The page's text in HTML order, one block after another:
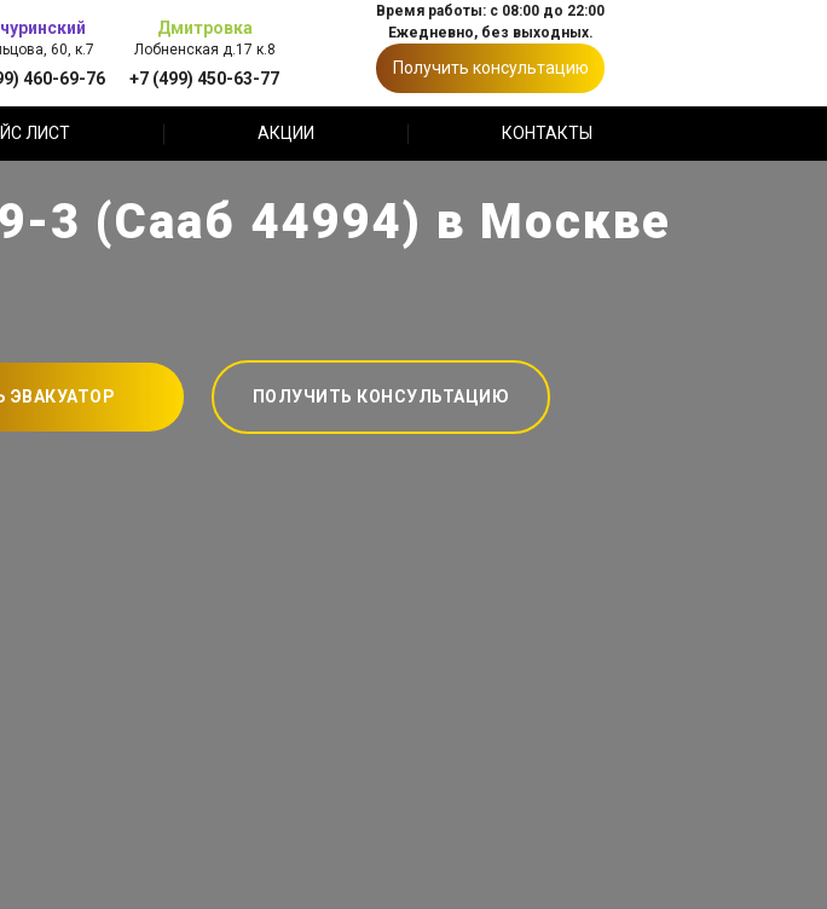
60, к.7
460-69-76
Дмитровка
Лобненская д.17 к.8
+7 (499) 450-63-77
Время работы: с 08:00 до 22:00
Ежедневно, без выходных.
Получить консультацию
ЛИСТ АКЦИИ КОНТАКТЫ
3 (Сааб 44994) в Москве
ЭВАКУАТОР ПОЛУЧИТЬ КОНСУЛЬТАЦИЮ